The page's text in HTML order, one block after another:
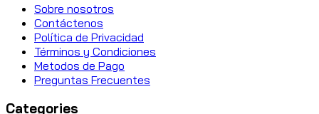
Sobre nosotros
Contáctenos
Política de Privacidad
Términos y Condiciones
Metodos de Pago
Preguntas Frecuentes
Categories